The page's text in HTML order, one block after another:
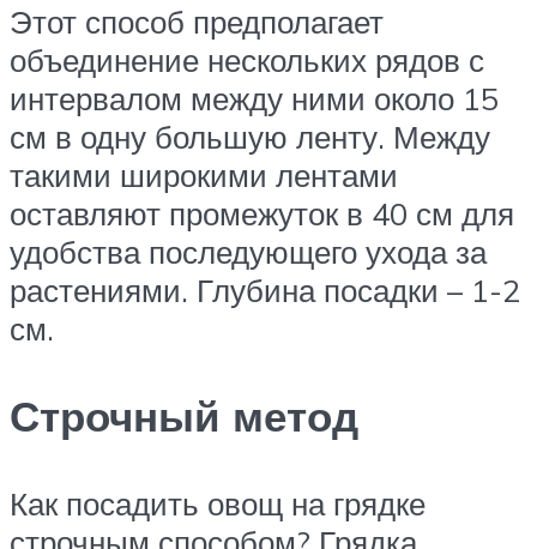
Этот способ предполагает
объединение нескольких рядов с
интервалом между ними около 15
см в одну большую ленту. Между
такими широкими лентами
оставляют промежуток в 40 см для
удобства последующего ухода за
растениями. Глубина посадки – 1-2
см.
Строчный метод
Как посадить овощ на грядке